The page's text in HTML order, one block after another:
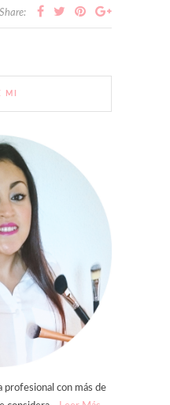
Share:
MI
profesional con más de